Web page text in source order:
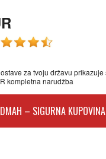
za tvoju državu
kompletna narudžba
– SIGURNA KUPOVINA